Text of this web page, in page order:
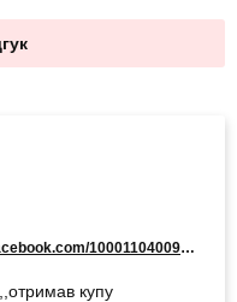
https://www.facebook.com/100011040091534
купу